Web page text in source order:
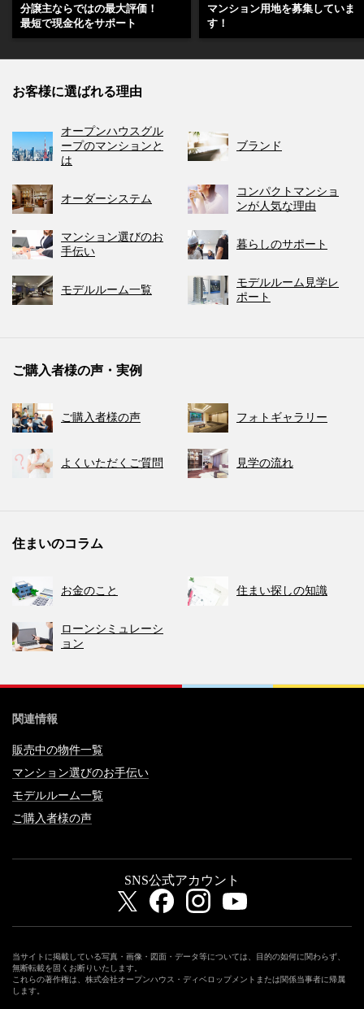
分譲主ならではの最大評価！
最短で現金化をサポート
マンション用地を募集していま
す！
お客様に選ばれる理由
オープンハウスグル
ープのマンションと
は
ブランド
オーダーシステム
コンパクトマンショ
ンが人気な理由
マンション選びのお
手伝い
暮らしのサポート
モデルルーム一覧
モデルルーム見学レ
ポート
ご購入者様の声・実例
ご購入者様の声 フォトギャラリー
よくいただくご質問 見学の流れ
住まいのコラム
お金のこと 住まい探しの知識
ローンシミュレーシ
ョン
関連情報
販売中の物件一覧
マンション選びのお手伝い
モデルルーム一覧
ご購入者様の声
SNS公式アカウント
当サイトに掲載している写真・画像・図面・データ等については、目的の如何に関わらず、
無断転載を固くお断りいたします。
これらの著作権は、株式会社オープンハウス・ディベロップメントまたは関係当事者に帰属
します。